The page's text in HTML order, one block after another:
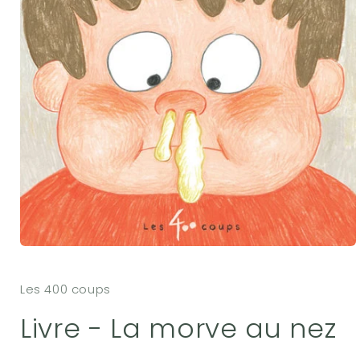
1
fenêtre
modale
Les 400 coups
Livre - La morve au nez